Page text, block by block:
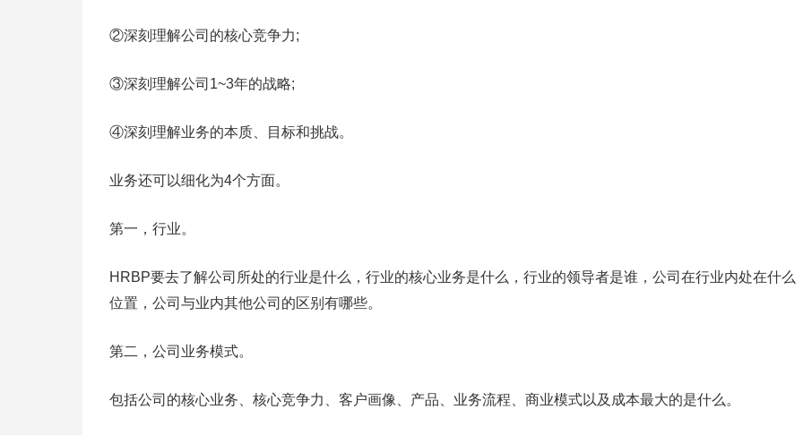
②深刻理解公司的核心竞争力;
③深刻理解公司1~3年的战略;
④深刻理解业务的本质、目标和挑战。
业务还可以细化为4个方面。
第一，行业。
HRBP要去了解公司所处的行业是什么，行业的核心业务是什么，行业的领导者是谁，公司在行业内处在什么
位置，公司与业内其他公司的区别有哪些。
第二，公司业务模式。
包括公司的核心业务、核心竞争力、客户画像、产品、业务流程、商业模式以及成本最大的是什么。